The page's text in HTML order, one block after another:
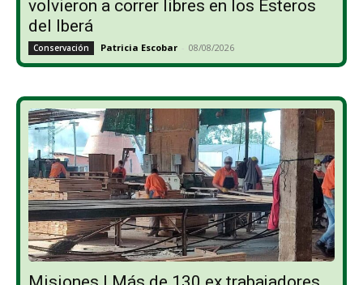
volvieron a correr libres en los Esteros
del Iberá
Conservación Patricia Escobar - 08/08/2026